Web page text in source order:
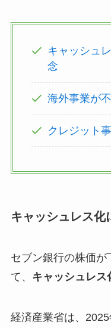
キャッシュ
念
海外事業が
クレジット
キャッシュレス化
セブン銀行の株価が
て、 キャッシュレス
経済産業省は、